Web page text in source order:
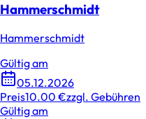
Hammerschmidt
Hammerschmidt
Gültig am
05.12.2026
Preis10.00 €zzgl. Gebühren
Gültig am